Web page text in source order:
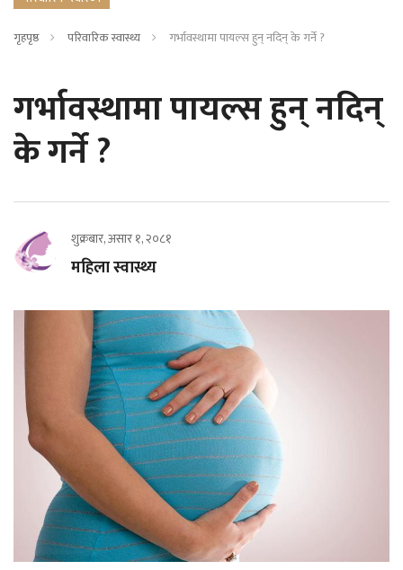
गृहपृष्ठ परिवारिक स्वास्थ्य गर्भावस्थामा पायल्स हुन् नदिन् के गर्ने ?
गर्भावस्थामा पायल्स हुन् नदिन्
के गर्ने ?
शुक्रबार, असार १, २०८१
महिला स्वास्थ्य